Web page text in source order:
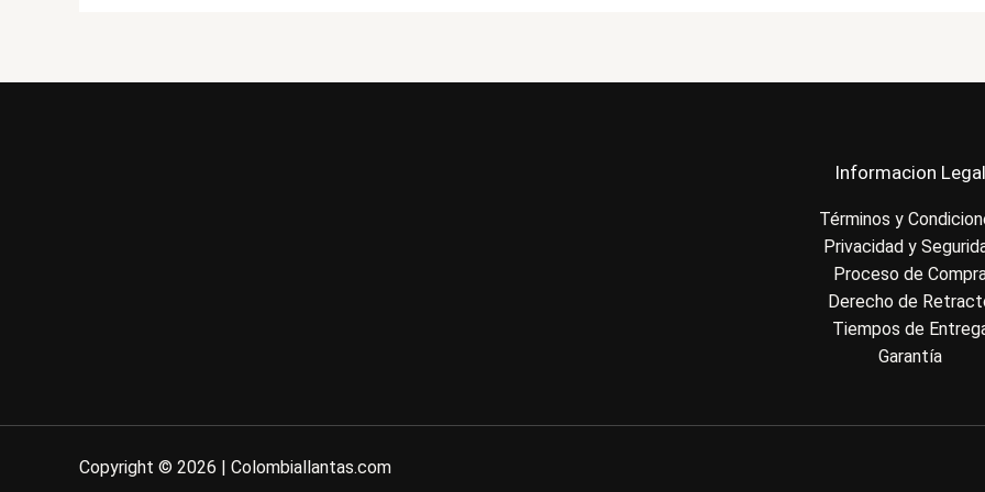
Informacion Legal
Términos y
Privacidad y
Proceso de
Derecho de
Tiempos de
Garantía
Copyright © 2026 | Colombiallantas.com